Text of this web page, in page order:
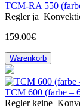
ТСМ-RA 550
Regler ja
159.00€
Warenkorb
ТСМ 600 (farbe –
Regler keine